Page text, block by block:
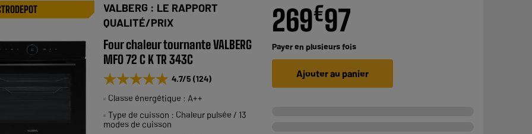
VALBERG : LE RAPPORT
QUALITÉ/PRIX
Four chaleur tournante VALBERG
MFO 72 C K TR 343C
★★★★★
★★★★★ 4.7/5 (124)
Classe énergétique : A++
Type de cuisson : Chaleur pulsée / 13
modes de cuisson
269€97
Payer en plusieurs fois
Ajouter au panier